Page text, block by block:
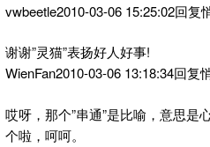
vwbeetle2010-03-06 15:25:02回复
谢谢”灵猫”表扬好人好事!
WienFan2010-03-06 13:18:34回复
哎呀，那个”串通”是比喻，意思是
个啦，呵呵。